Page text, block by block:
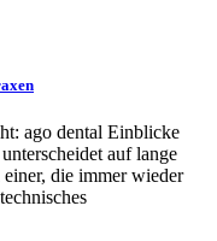
ago dental Einblicke
auf lange
die immer wieder